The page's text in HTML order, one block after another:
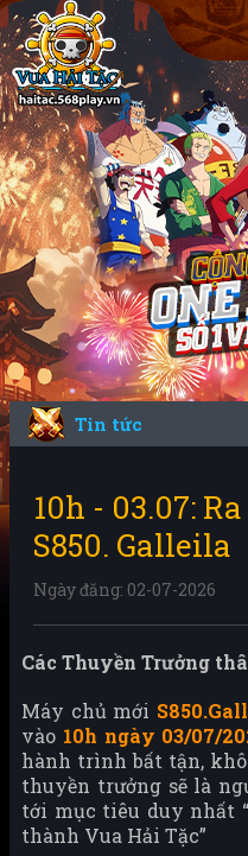
Tin tức
10h - 03.07:
S850. Galleila
Ngày đăng: 02-07-2026
Các Thuyền Trưởng
Máy chủ mới
vào 10h ngày 03/07/
hành trình bất tận,
thuyền trưởng sẽ là
tới mục tiêu duy nhất
thành Vua Hải Tặc”